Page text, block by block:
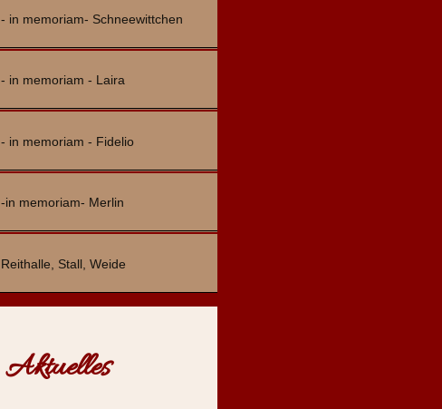
- in memoriam- Schneewittchen
- in memoriam - Laira
- in memoriam - Fidelio
-in memoriam- Merlin
Reithalle, Stall, Weide
Aktuelles